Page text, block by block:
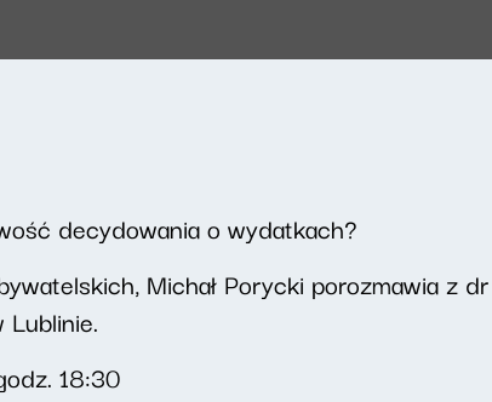
decydowania o wydatkach?
Michał Porycki porozmawia z
18:30